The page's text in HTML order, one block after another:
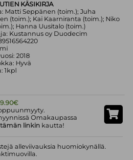
KÄSIKIRJA
Matti Seppänen (toim.); Juha
(toim.); Kai Kaarniranta (toim.); Niko
Hanna Uusitalo (toim.)
Kustannus oy Duodecim
2018
Hyvä
1kpl
Omakaupassa
tämän linkin kautta!
alleviivauksia huomiokynällä.